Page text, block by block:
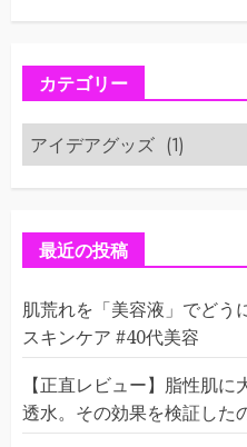
カテゴリー
カ
テ
ゴ
最近の投稿
肌荒れを「美容液」でど
スキンケア #40代美容
【正直レビュー】脂性肌
透水。その効果を検証した